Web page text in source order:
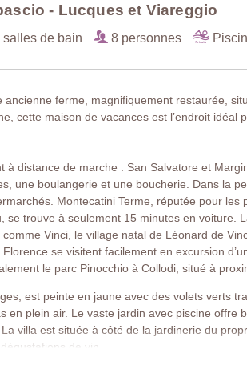
- Lucques et Viareggio
salles de bain 8 personnes
ancienne ferme, magnifiquement restaurée,
cette maison de vacances est l’endroit idéal
à distance de marche : San Salvatore et
une boulangerie et une boucherie. Dans la
Montecatini Terme, réputée pour
se trouve à seulement 15 minutes en voiture.
Vinci, le village natal de Léonard de
se visitent facilement en excursion
le parc Pinocchio à Collodi, situé à
est peinte en jaune avec des volets verts
en plein air. Le vaste jardin avec piscine offre
villa est située à côté de la jardinerie du
de vin.